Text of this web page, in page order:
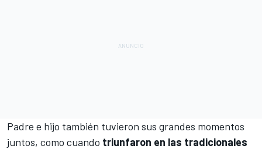
Padre e hijo también tuvieron sus grandes momentos
juntos, como cuando triunfaron en las tradicionales